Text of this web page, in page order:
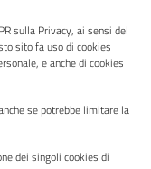
sulla Privacy, ai sensi del
sito fa uso di cookies
e anche di cookies
se potrebbe limitare la
dei singoli cookies di